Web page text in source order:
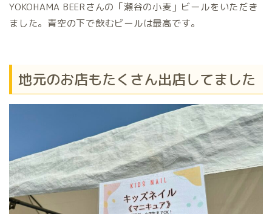
YOKOHAMA BEERさんの「瀬谷の小麦」ビールをいただき
ました。青空の下で飲むビールは最高です。
地元のお店もたくさん出店してました